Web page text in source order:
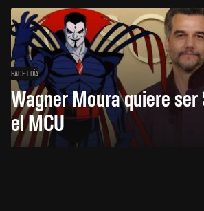
HACE 1 DÍA
Wagner Moura quiere
el MCU